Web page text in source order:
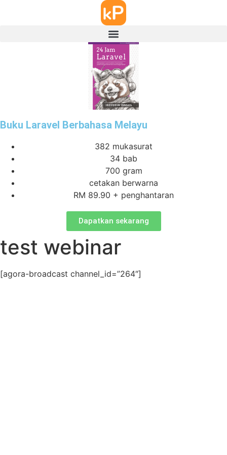
Buku Laravel Berbahasa Melayu
382 mukasurat
34 bab
700 gram
cetakan berwarna
RM 89.90 + penghantaran
Dapatkan sekarang
test webinar
[agora-broadcast channel_id=”264″]